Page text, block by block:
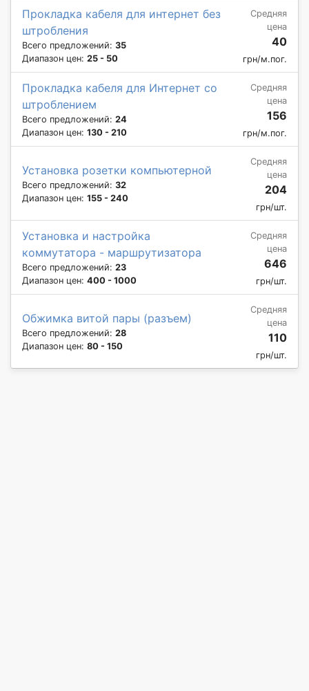
Прокладка кабеля для интернет без
штробления
Всего предложений: 35
Диапазон цен: 25 - 50
Средняя
цена
40
грн/м.пог.
Прокладка кабеля для Интернет со
штроблением
Всего предложений: 24
Диапазон цен: 130 - 210
Средняя
цена
156
грн/м.пог.
Установка розетки компьютерной
Всего предложений: 32
Диапазон цен: 155 - 240
Средняя
цена
204
грн/шт.
Установка и настройка
коммутатора - маршрутизатора
Всего предложений: 23
Диапазон цен: 400 - 1000
Средняя
цена
646
грн/шт.
Обжимка витой пары (разъем)
Всего предложений: 28
Диапазон цен: 80 - 150
Средняя
цена
110
грн/шт.